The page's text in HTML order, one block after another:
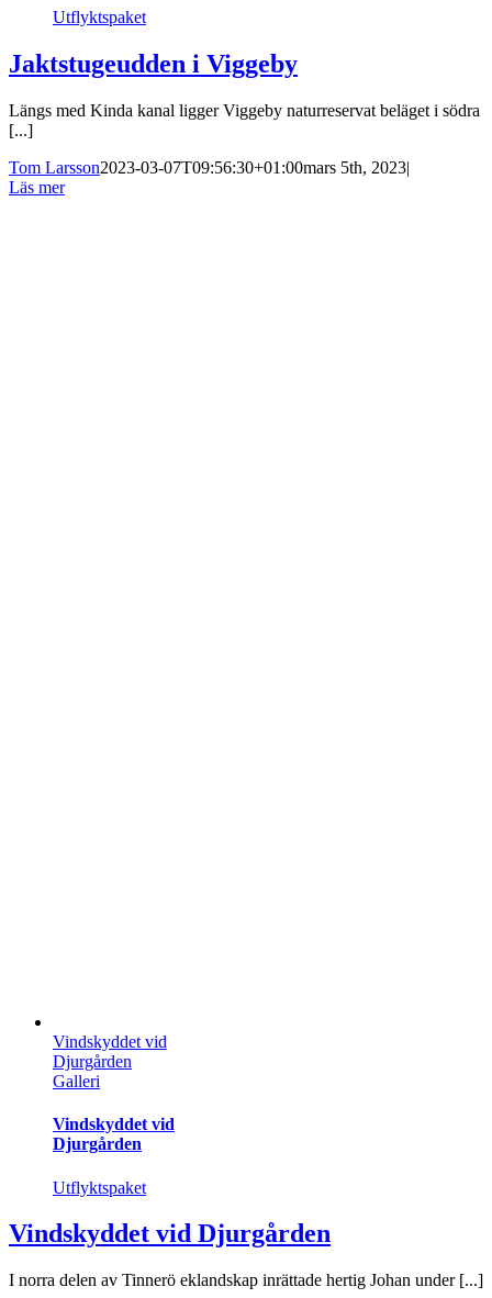
Utflyktspaket
Jaktstugeudden i Viggeby
Längs med Kinda kanal ligger Viggeby naturreservat beläget i södra
[...]
Tom Larsson2023-03-07T09:56:30+01:00mars 5th, 2023|
Läs mer
Vindskyddet vid
Djurgården
Galleri
Vindskyddet vid
Djurgården
Utflyktspaket
Vindskyddet vid Djurgården
I norra delen av Tinnerö eklandskap inrättade hertig Johan under [...]